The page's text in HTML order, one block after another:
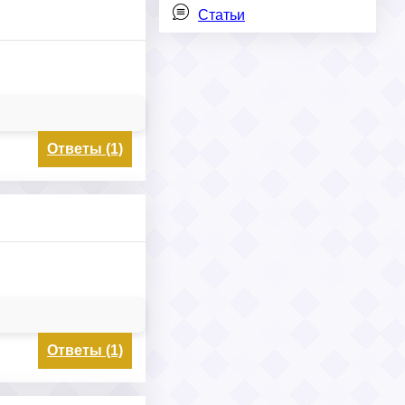
Статьи
Ответы (1)
Ответы (1)